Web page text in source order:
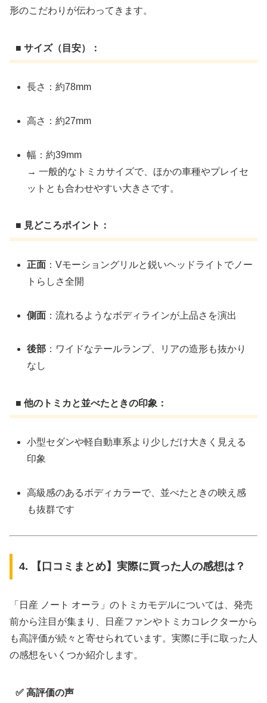
形のこだわりが伝わってきます。
■ サイズ（目安）：
長さ：約78mm
高さ：約27mm
幅：約39mm
→ 一般的なトミカサイズで、ほかの車種やプレイセ
ットとも合わせやすい大きさです。
■ 見どころポイント：
正面 ：Vモーショングリルと鋭いヘッドライトでノー
トらしさ全開
側面 ：流れるようなボディラインが上品さを演出
後部 ：ワイドなテールランプ、リアの造形も抜かり
なし
■ 他のトミカと並べたときの印象：
小型セダンや軽自動車系より少しだけ大きく見える
印象
高級感のあるボディカラーで、並べたときの映え感
も抜群です
4. 【口コミまとめ】実際に買った人の感想は？
「日産 ノート オーラ」のトミカモデルについては、発売
前から注目が集まり、日産ファンやトミカコレクターから
も高評価が続々と寄せられています。実際に手に取った人
の感想をいくつか紹介します。
✅ 高評価の声